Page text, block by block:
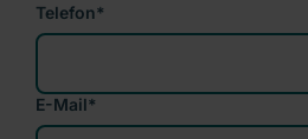
Telefon*
E-Mail*